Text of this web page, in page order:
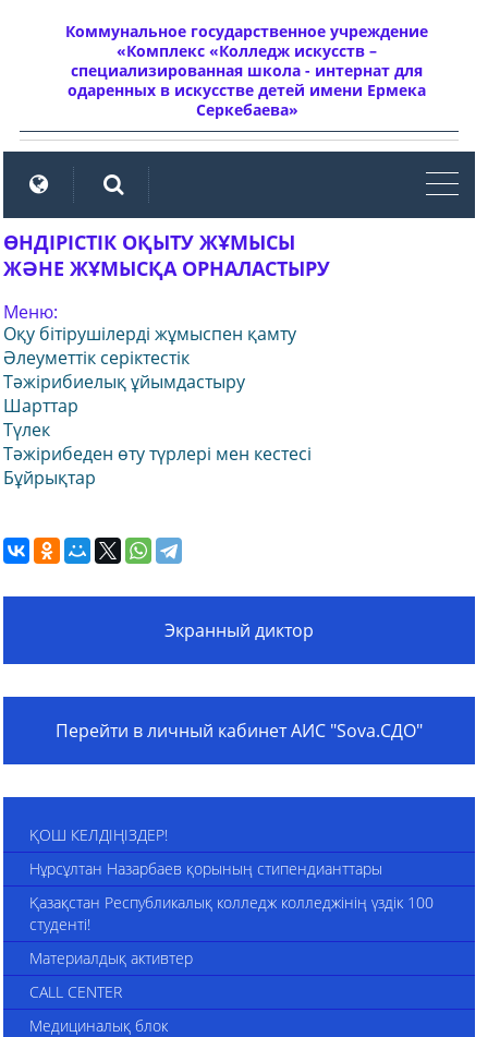
Коммунальное государственное учреждение
«Комплекс «Колледж искусств –
специализированная школа - интернат для
одаренных в искусстве детей имени Ермека
Серкебаева»
ӨНДІРІСТІК ОҚЫТУ ЖҰМЫСЫ
ЖӘНЕ ЖҰМЫСҚА ОРНАЛАСТЫРУ
Меню:
Оқу бітірушілерді жұмыспен қамту
Әлеуметтік серіктестік
Тәжірибиелық ұйымдастыру
Шарттар
Түлек
Тәжірибеден өту түрлері мен кестесі
Бұйрықтар
Экранный диктор
Перейти в личный кабинет АИС "Sova.СДО"
ҚОШ КЕЛДІҢІЗДЕР!
Нұрсұлтан Назарбаев қорының стипендианттары
Қазақстан Республикалық колледж колледжінің үздік 100
студенті!
Материалдық активтер
CALL CENTER
Медициналық блок